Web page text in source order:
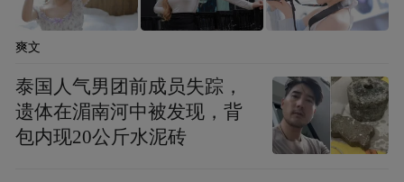
pictures and audios if any) is uploaded and posted
by the user of Dafeng Hao, which is a social media
platform and merely provides information storage
space services.”
爽文
泰国人气男团前成员失踪，
遗体在湄南河中被发现，背
包内现20公斤水泥砖